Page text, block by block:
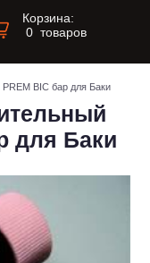
Корзина:
0 товаров
BIC бар для Баки
для Баки